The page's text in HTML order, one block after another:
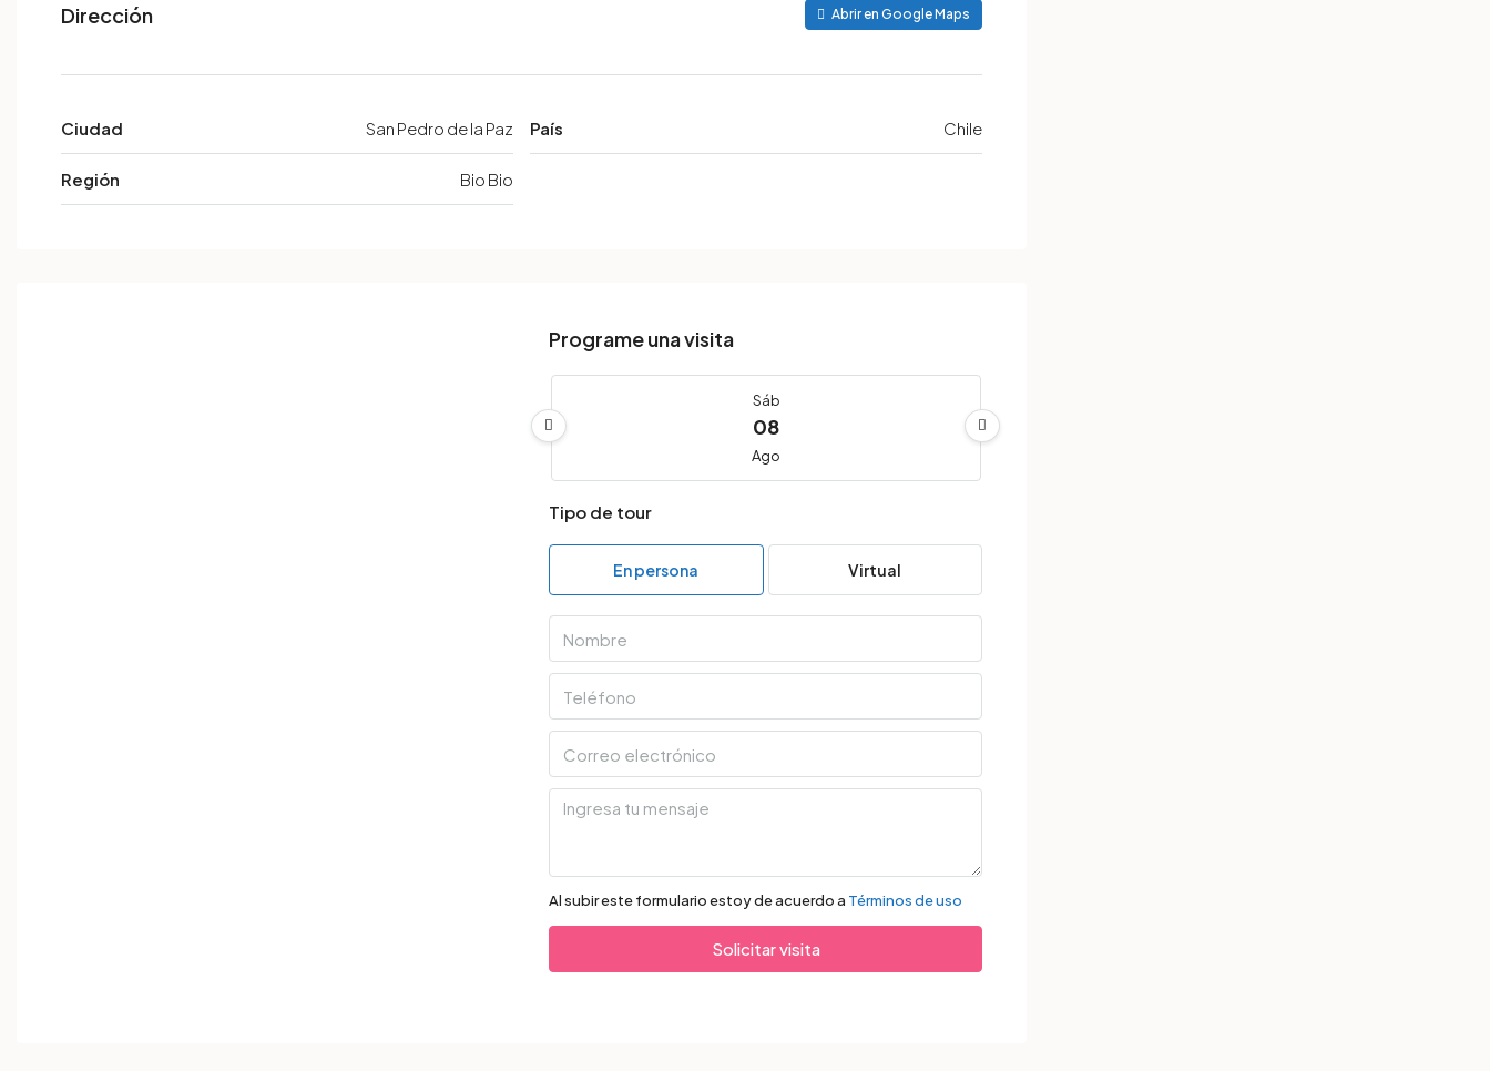
Dirección Abrir en Google Maps
Ciudad San Pedro de la Paz
Región Bio Bio
País Chile
Programe una visita
Sáb
08
Ago
09
10
11
12
Ago
Tipo de tour
En persona Virtual
Al subir este formulario estoy de acuerdo a Términos de uso
Solicitar visita